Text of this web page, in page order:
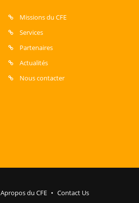
Missions du CFE
Services
Partenaires
Actualités
Nous contacter
Apropos du CFE Contact Us